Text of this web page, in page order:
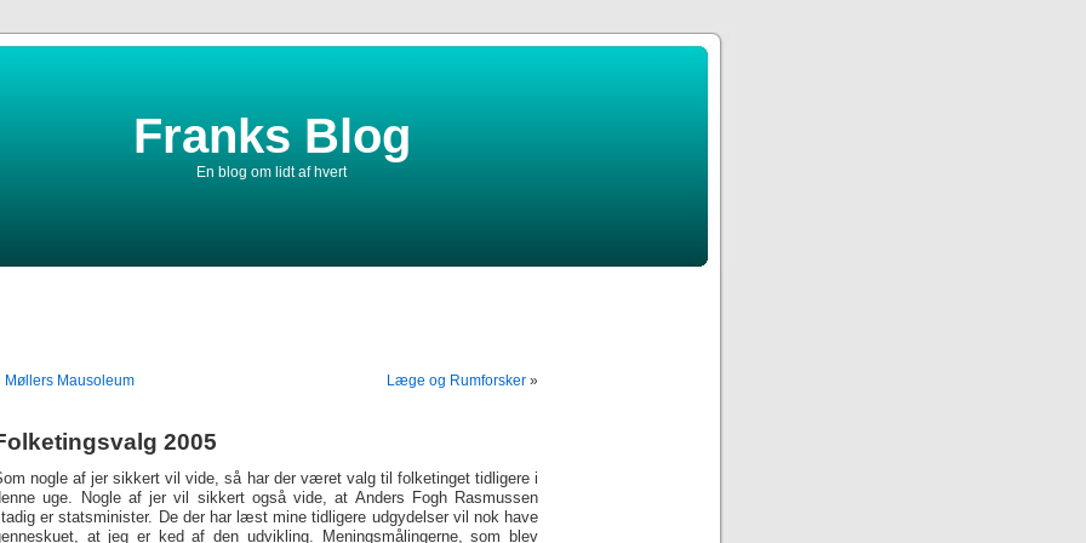
Franks Blog
En blog om lidt af hvert
Møllers Mausoleum Læge og Rumforsker »
2005
nogle af jer sikkert vil vide, så har der været valg til folketinget tidligere i
uge. Nogle af jer vil sikkert også vide, at Anders Fogh Rasmussen
er statsminister. De der har læst mine tidligere udgydelser vil nok have
at jeg er ked af den udvikling. Meningsmålingerne, som blev